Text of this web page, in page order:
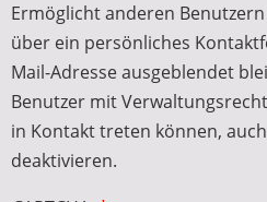
Ermöglicht anderen
über ein persönliches
Mail-Adresse ausgeblendet
Benutzer mit
in Kontakt treten können,
deaktivieren.